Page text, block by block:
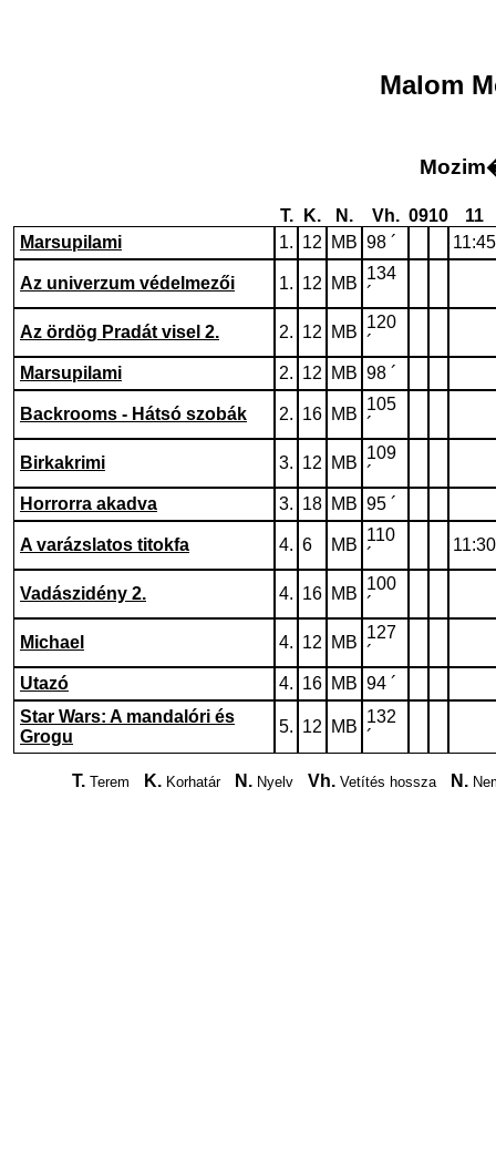
Malom
T. K. N. Vh. 0910
11
Marsupilami
1. 12 MB 98 ´ 11:45
Az univerzum védelmezői 1. 12 MB
134
´
Az ördög Pradát visel 2. 2. 12 MB
120
´
Marsupilami
2. 12 MB 98 ´
Backrooms - Hátsó szobák 2. 16 MB
105
´
Birkakrimi 3. 12 MB
109
´
Horrorra akadva
3. 18 MB 95 ´
A varázslatos titokfa 4. 6 MB
110
´
11:30
Vadászidény 2. 4. 16 MB
100
´
Michael 4. 12 MB
127
´
Utazó
4. 16 MB 94 ´
Star Wars: A mandalóri és
Grogu
5. 12 MB
132
´
T. Terem K. Korhatár N. Nyelv Vh. Vetítés hossza N.